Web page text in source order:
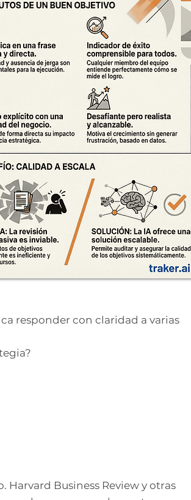
responder con claridad a varias
Business Review y otras